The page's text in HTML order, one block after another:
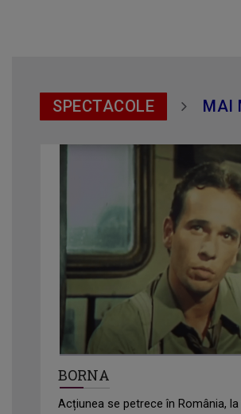
SPECTACOLE MAI
BORNA
Acțiunea se petrece în România,